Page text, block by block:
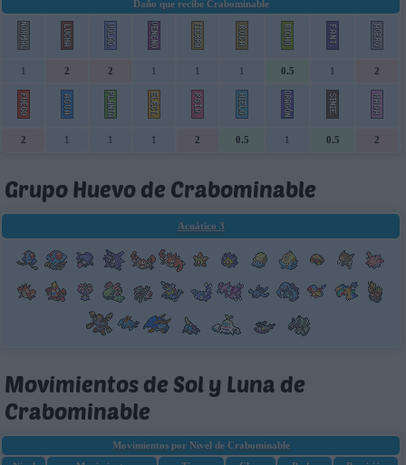
Daño que recibe Crabominable
1 2 2 1 1 1 0.5 1 2
2 1 1 1 2 0.5 1 0.5 2
Grupo Huevo de Crabominable
Acuático 3
Movimientos de Sol y Luna de
Crabominable
Movimientos por Nivel de Crabominable